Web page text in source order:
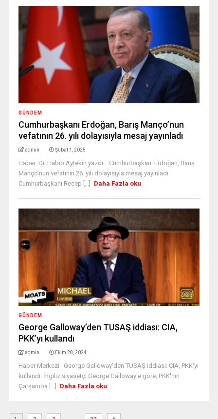
GÜNDEM
Cumhurbaşkanı Erdoğan, Barış Manço’nun
vefatının 26. yılı dolayısıyla mesaj yayınladı
admin Şubat 1, 2025
Haber: Dr. Habib Aytekin yazdı... Cumhurbaşkanı Erdoğan, Barış
Manço'nun vefatının 26. yılı dolayısıyla mesaj yayınladı.
Cumhurbaşkanı Recep [...]
Daha Fazla oku
GÜNDEM
George Galloway’den TUSAŞ iddiası: CIA,
PKK’yı kullandı
admin Ekim 28, 2024
Haber Merkezi George Galloway'den TUSAŞ iddiası: CIA, PKK'yı
kullandı. İngiliz siyasetçi George Galloway'e göre, PKK'nın
Çarşamba [...]
Daha Fazla oku